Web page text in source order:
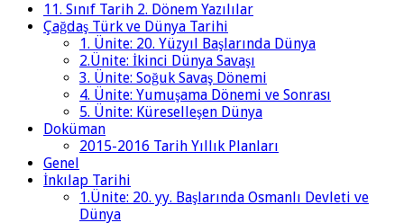
11. Sınıf Tarih 2. Dönem Yazılılar
Çağdaş Türk ve Dünya Tarihi
1. Ünite: 20. Yüzyıl Başlarında Dünya
2.Ünite: İkinci Dünya Savaşı
3. Ünite: Soğuk Savaş Dönemi
4. Ünite: Yumuşama Dönemi ve Sonrası
5. Ünite: Küreselleşen Dünya
Doküman
2015-2016 Tarih Yıllık Planları
Genel
İnkılap Tarihi
1.Ünite: 20. yy. Başlarında Osmanlı Devleti ve
Dünya